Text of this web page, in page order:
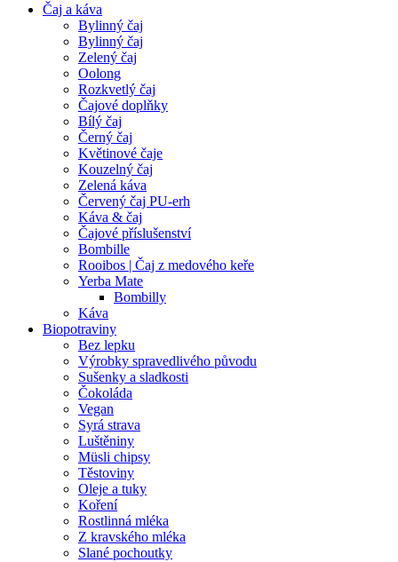
Čaj a káva
Bylinný čaj
Bylinný čaj
Zelený čaj
Oolong
Rozkvetlý čaj
Čajové doplňky
Bílý čaj
Černý čaj
Květinové čaje
Kouzelný čaj
Zelená káva
Červený čaj PU-erh
Káva & čaj
Čajové příslušenství
Bombille
Rooibos | Čaj z medového keře
Yerba Mate
Bombilly
Káva
Biopotraviny
Bez lepku
Výrobky spravedlivého původu
Sušenky a sladkosti
Čokoláda
Vegan
Syrá strava
Luštěniny
Müsli chipsy
Těstoviny
Oleje a tuky
Koření
Rostlinná mléka
Z kravského mléka
Slané pochoutky